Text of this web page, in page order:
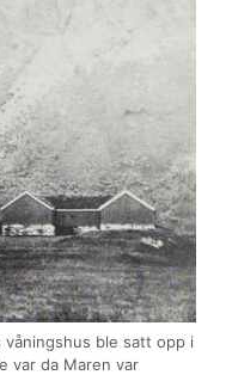
ble satt opp i
var da Maren var